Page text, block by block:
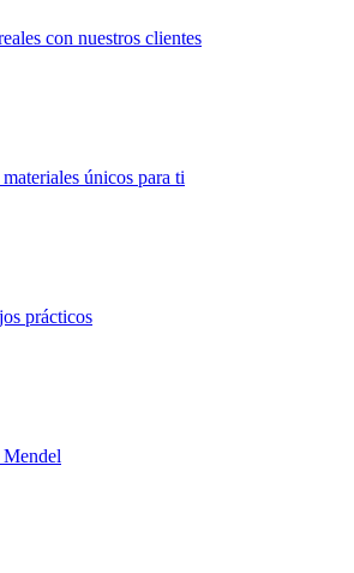
con nuestros clientes
únicos para ti
prácticos
Mendel